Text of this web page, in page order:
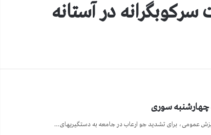
در آستانه
چهارشنبه سوری
عمومی، برای تشدید جو ارعاب در جامعه به دستگیریهای…